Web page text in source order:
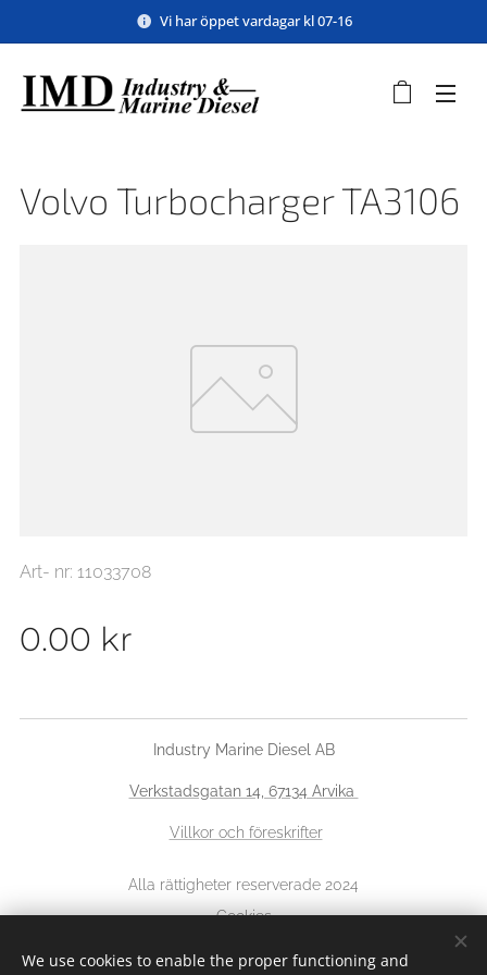
Vi har öppet vardagar kl 07-16
Volvo Turbocharger TA3106
Art- nr: 11033708
0.00 kr
Industry Marine Diesel AB
Verkstadsgatan 14, 67134 Arvika
Villkor och föreskrifter
Alla rättigheter reserverade 2024
Cookies
Languages
We use cookies to enable the proper functioning and